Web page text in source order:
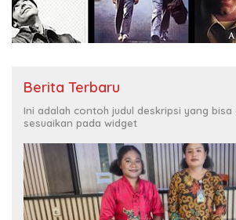
Berita Terbaru
Ini adalah contoh judul deskripsi yang bisa
sesuaikan pada widget